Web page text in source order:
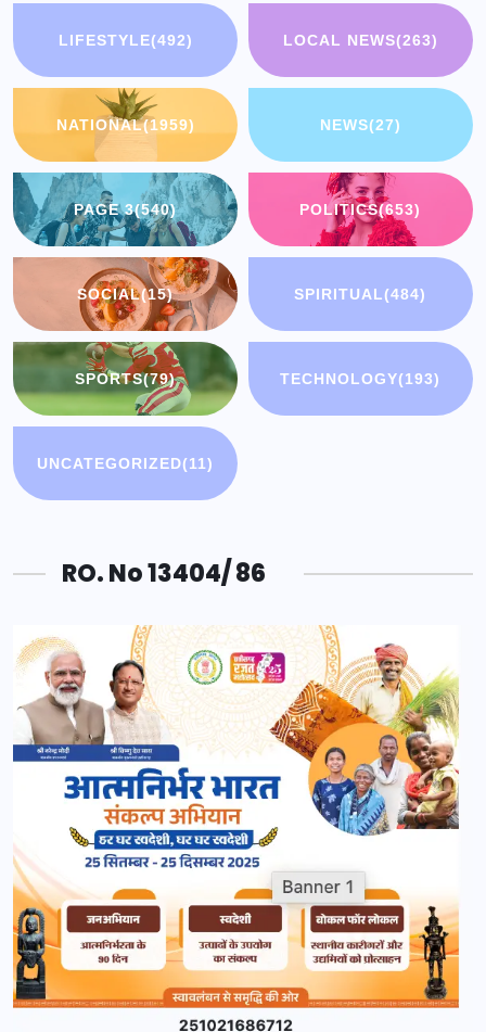
LIFESTYLE(492) LOCAL NEWS(263)
NATIONAL(1959) NEWS(27)
PAGE 3(540) POLITICS(653)
SOCIAL(15) SPIRITUAL(484)
SPORTS(79) TECHNOLOGY(193)
UNCATEGORIZED(11)
RO. No 13404/ 86